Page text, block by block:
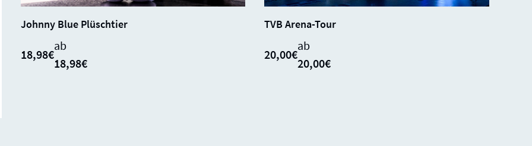
OUT
Johnny Blue Plüschtier
18,98€
ab
18,98€
OUT
TVB Arena-Tour
20,00€
ab
20,00€